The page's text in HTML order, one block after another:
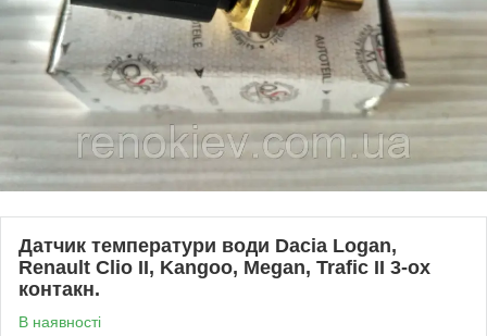
Датчик температури води Dacia Logan,
Renault Clio II, Kangoo, Megan, Trafic II 3-ох
контакн.
В наявності